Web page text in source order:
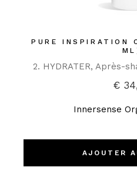
PURE INSPIRATION
2. HYDRATER Après-
€
Innersense
AJOUTER